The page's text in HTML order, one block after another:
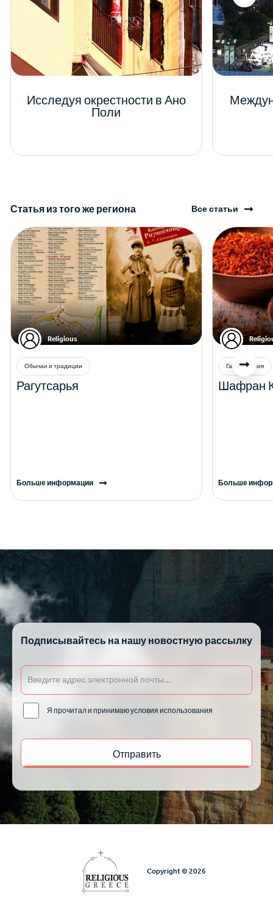
Исследуя окрестности в Ано
Поли
Статья из того же региона Все статьи
Religious
Обычаи и традиции
Рагутсарья
Больше информации
Гастрономия
Шафран
Больше
Подписывайтесь на нашу новостную рассылку
Я прочитал и принимаю условия использования
Copyright © 2026